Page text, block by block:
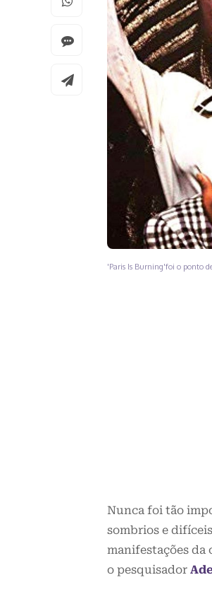
'Paris Is Burning'foi o ponto
Nunca foi tão
sombrios e
manifestações da
o pesquisador